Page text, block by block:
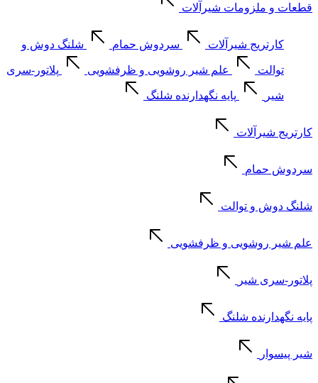
قطعات و ملزومات شیرآلات
کارتریج شیرآلات سردوش حمام شلنگ دوش و
توالت علم شیر روشویی و ظرفشویی پلاتور-سری
شیر پایه نگهدارنده شلنگ
کارتریج شیرآلات
سردوش حمام
شلنگ دوش و توالت
علم شیر روشویی و ظرفشویی
پلاتور-سری شیر
پایه نگهدارنده شلنگ
شیر پیسوار